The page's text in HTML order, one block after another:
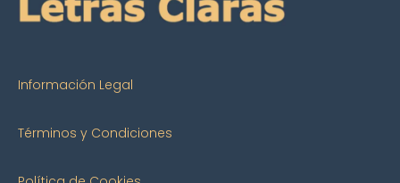
Información Legal
Términos y Condiciones